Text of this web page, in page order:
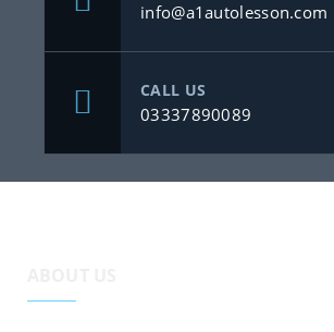
info@a1autolesson.com
CALL US
03337890089